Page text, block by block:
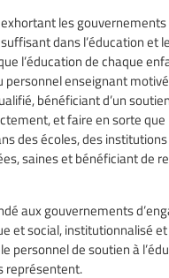
les gouvernements
dans l’éducation et
l’éducation de chaque
personnel enseignant
bénéficiant d’un
et faire en sorte
des écoles, des
saines et bénéficiant de
aux gouvernements
et social, institutionnalisé
personnel de soutien à
représentent.